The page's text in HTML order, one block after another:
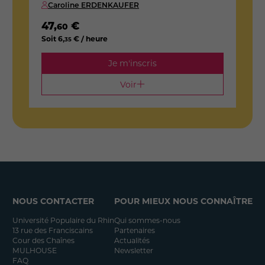
Caroline ERDENKAUFER
47,60 €
Soit6,35 € / heure
Je m'inscris
Voir
NOUS CONTACTER
Université Populaire du Rhin
13 rue des Franciscains
Cour des Chaînes
MULHOUSE
FAQ
POUR MIEUX NOUS CONNAÎTRE
Qui sommes-nous
Partenaires
Actualités
Newsletter